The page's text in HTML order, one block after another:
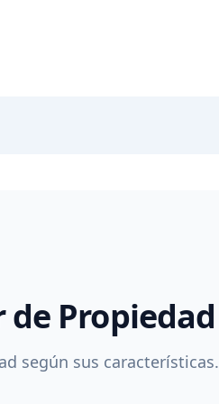
de Propiedad
según sus características.